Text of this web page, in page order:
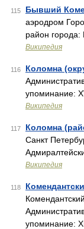
115 Бывший
аэродром
район
Википедия
116 Коломна
упоминание:
Википедия
117 Коломна
Санкт
Википедия
118
упоминание: